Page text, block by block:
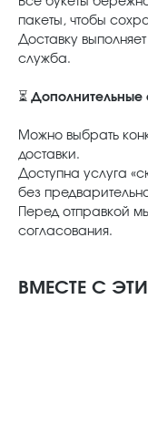
пакеты, чтобы
Доставку
служба.
⏳ Дополнительные
Можно выбрать
доставки.
Доступна услуга
без
Перед отправкой
согласования.
ВМЕСТЕ С